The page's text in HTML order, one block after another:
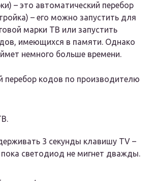
– это автоматический перебор
– его можно запустить для
марки ТВ или запустить
имеющихся в памяти. Однако
немного больше времени.
перебор кодов по производителю
3 секунды клавишу TV –
пока светодиод не мигнет дважды.